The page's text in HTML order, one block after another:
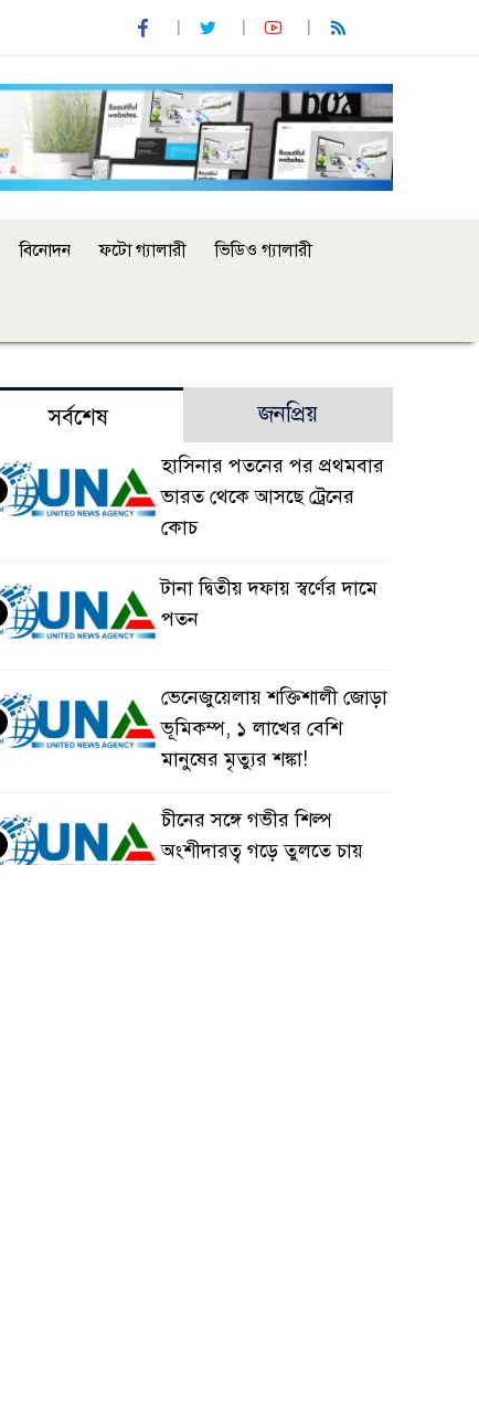
বিনোদন ফটো গ্যালারী ভিডিও গ্যালারী
সর্বশেষ জনপ্রিয়
হাসিনার পতনের পর প্রথমবার
ভারত থেকে আসছে ট্রেনের
কোচ
টানা দ্বিতীয় দফায় স্বর্ণের দামে
পতন
ভেনেজুয়েলায় শক্তিশালী জোড়া
ভূমিকম্প, ১ লাখের বেশি
মানুষের মৃত্যুর শঙ্কা!
চীনের সঙ্গে গভীর শিল্প
অংশীদারত্ব গড়ে তুলতে চায়